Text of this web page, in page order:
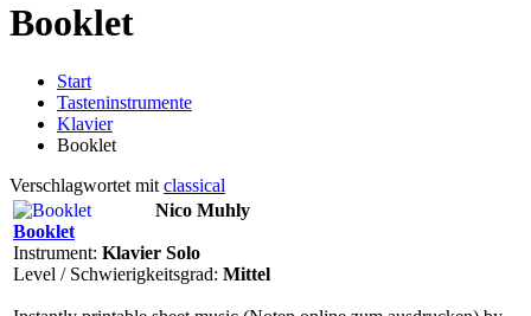
Booklet
Start
Tasteninstrumente
Klavier
Booklet
Verschlagwortet mit classical
Nico Muhly
Booklet
Instrument: Klavier Solo
Level / Schwierigkeitsgrad: Mittel